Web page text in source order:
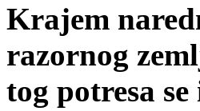
Krajem
razornog
tog potresa